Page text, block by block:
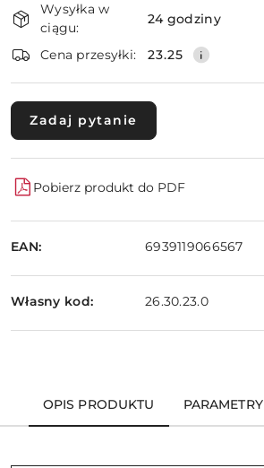
i
dostawa
Wysyłka w
ciągu:
24 godziny
Cena przesyłki: 23.25
Zadaj pytanie
Pobierz produkt do PDF
EAN: 6939119066567
Własny kod: 26.30.23.0
OPIS PRODUKTU PARAMETRY